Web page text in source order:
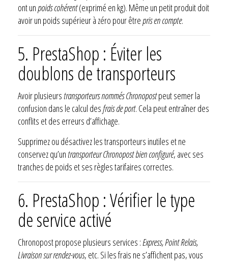
ont unpoids cohérent(exprimé en kg). Même un petit produit doit
avoir un poids supérieur à zéro pour êtrepris en compte.
5. PrestaShop : Éviter les
doublons de transporteurs
Avoir plusieurstransporteurs nommés Chronopostpeut semer la
confusion dans le calcul desfrais de port. Cela peut entraîner des
conflits et des erreurs d’affichage.
Supprimez ou désactivez les transporteurs inutiles et ne
conservez qu’untransporteur Chronopost bien configuré, avec ses
tranches de poids et ses règles tarifaires correctes.
6. PrestaShop : Vérifier le type
de service activé
Chronopost propose plusieurs services :Express, Point Relais,
Livraison sur rendez-vous, etc. Si les frais ne s’affichent pas, vous